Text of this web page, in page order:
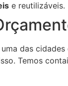
e reutilizáveis.
das cidades
Temos